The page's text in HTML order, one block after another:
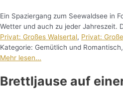
Ein Spaziergang zum Seewaldsee in
Wetter und auch zu jeder Jahreszeit.
Privat: Großes Walsertal, Privat:
Kategorie: Gemütlich und Romantisch,
Mehr lesen...
Brettljause auf